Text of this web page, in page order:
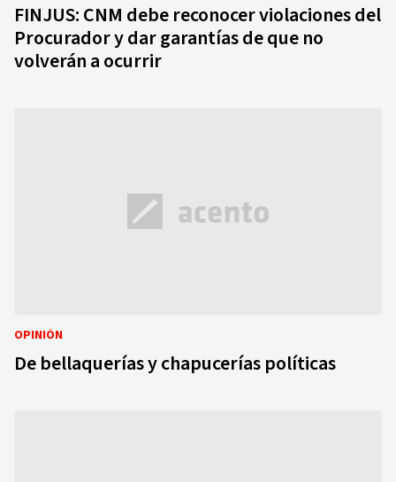
FINJUS: CNM debe reconocer violaciones del
Procurador y dar garantías de que no
volverán a ocurrir
OPINIÓN
De bellaquerías y chapucerías políticas